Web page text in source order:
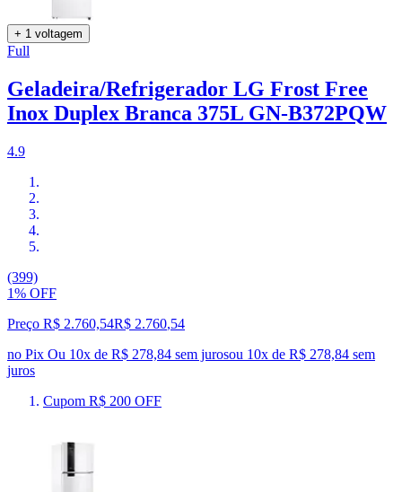
+ 1 voltagem
Full
Geladeira/Refrigerador LG Frost Free
Inox Duplex Branca 375L GN-B372PQW
4.9
(399)
1% OFF
Preço R$ 2.760,54R$ 2.760,54
no Pix Ou 10x de R$ 278,84 sem jurosou 10x de R$ 278,84 sem
juros
Cupom R$ 200 OFF